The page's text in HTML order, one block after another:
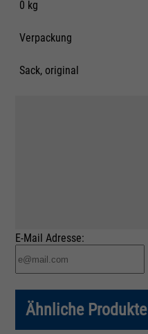
0 kg
Verpackung
Sack, original
E-Mail Adresse:
Ähnliche Produkte